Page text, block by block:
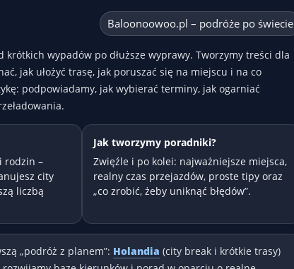
Baloonoowoo.pl – podróże po świecie
wypadów po dłuższe wyprawy. Tworzymy treści dla
jak ułożyć trasę, jak poruszać się na miejscu i na co
podpowiadamy, jak wybierać terminy, jak ogarniać
rodzin –
city
liczbą
Jak tworzymy poradniki?
Zwięźle i po kolei: najważniejsze miejsca,
realny czas przejazdów, proste tipy oraz
„co zrobić, żeby uniknąć błędów”.
„podróż z planem”: Holandia (city break i krótkie trasy)